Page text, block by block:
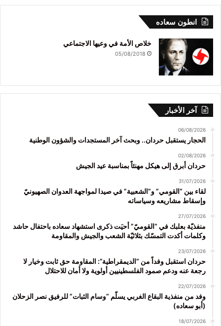
انطون سعاده
خلاص الأمة في وعيها الاجتماعي
05/08/2018
آخر الأخبار
06/08/2026
الحجار يستقبل حردان.. وبحث آخر المستجدات والشؤون الوطنية
02/08/2026
حردان أبرق إلى هيكل مهنئاً بمناسبة عيد الجيش
31/07/2026
لقاء بين “القومي” و”الشعبية” في صيدا لمواجهة العدوان الصهيونيّ
وإسقاط مشاريعه وسياساته
27/07/2026
منفذيّة بعلبك في “القوميّ” أحيَت ذكرى استشهاد سعاده باحتفال حاشد
وكلمات أكدت التمسّك بثلاثيّة الشعب والجيش والمقاومة
23/07/2026
حردان استقبل وفداً من “الديمقراطية”: المقاومة حق ثابت وخيار لا
رجعة عنه ودعم صمود الفلسطينيين أولوية ولا أمان للاحتلال
22/07/2026
وفد من منفذية البقاع الغربي يسلّم “وسام الثبات” للرفيق نصر الزحلان
(أبو سعاده)
18/07/2026